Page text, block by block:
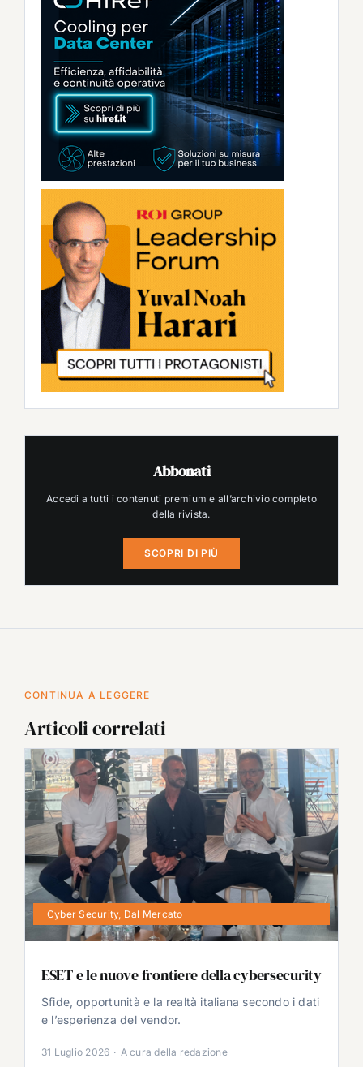
Abbonati
Accedi a tutti i contenuti premium e all’archivio completo
della rivista.
SCOPRI DI PIÙ
CONTINUA A LEGGERE
Articoli correlati
Cyber Security, Dal Mercato
ESET e le nuove frontiere della cybersecurity
Sfide, opportunità e la realtà italiana secondo i dati
e l’esperienza del vendor.
31 Luglio 2026 · A cura della redazione